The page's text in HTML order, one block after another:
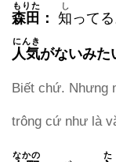
森田
もりた
： 知
し
ってる
人気
にんき
がないみた
Biết chứ. Nhưng
trông cứ như là
なかの た